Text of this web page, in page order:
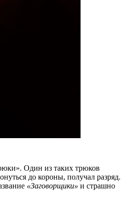
Один из таких трюков
до короны, получал разряд.
«Заговорщики» и страшно